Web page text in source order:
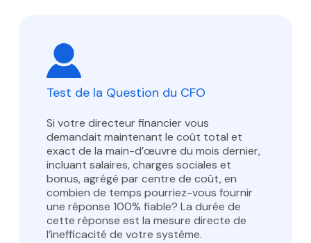
Test de la Question du CFO
Si votre directeur financier vous
demandait maintenant le coût total et
exact de la main-d’œuvre du mois dernier,
incluant salaires, charges sociales et
bonus, agrégé par centre de coût, en
combien de temps pourriez-vous fournir
une réponse 100% fiable? La durée de
cette réponse est la mesure directe de
l’inefficacité de votre système.